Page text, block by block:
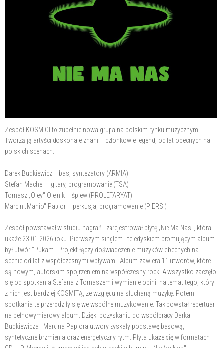
​​Zespół KOSMICI to zupełnie nowa grupa na polskim rynku muzycznym.
Tworzą ją artyści doskonale znani – członkowie legend, od lat obecnych na
polskich scenach:
Darek Budkiewicz – bas, syntezatory (ARMIA)
Stefan Machel – gitary, programowanie (TSA)
Tomasz „Oley" Olejnik – śpiew (PROLETARYAT)
Marcin „Manio" Papior – perkusja, programowanie (PIERSI)
Zespół powstawał w studiu nagrań i zarejestrował płytę „Nie Ma Nas", która
ukaże 23.01.2026 roku. Pierwszym singlem i teledyskiem promującym album
był utwór "Pukam". Projekt łączy doświadczenie muzyków obecnych na
scenie od lat z współczesnymi wpływami. Album zawiera 11 utworów, które
są nowym, autorskim spojrzeniem na współczesny rock. A wszystko zaczęło
się od spotkania Stefana z Tomaszem i wymianie opinii na temat tego, który
z nich jest bardziej KOSMITĄ, ze względu na słuchaną muzykę. Potem
spotkania te przerodziły się we wspólne muzykowanie. Tak powstał repertuar
na pełnowymiarowy album. Dzięki pozyskaniu do współpracy Darka
Budkiewicza i Marcina Papiora utwory zyskały podstawę basową,
syntetyczne brzmienia oraz energetyczny rytm. Płyta ukaże się w formatach